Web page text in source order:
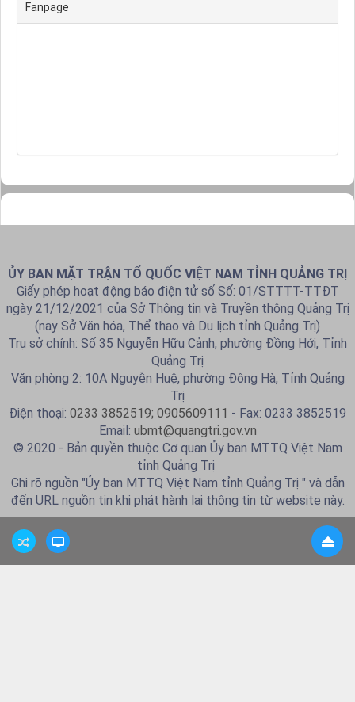
Fanpage
ỦY BAN MẶT TRẬN TỔ QUỐC VIỆT NAM TỈNH QUẢNG TRỊ
Giấy phép hoạt động báo điện tử số Số: 01/STTTT-TTĐT
ngày 21/12/2021 của Sở Thông tin và Truyền thông Quảng Trị
(nay Sở Văn hóa, Thể thao và Du lịch tỉnh Quảng Trị)
Trụ sở chính: Số 35 Nguyễn Hữu Cảnh, phường Đồng Hới, Tỉnh
Quảng Trị
Văn phòng 2: 10A Nguyễn Huệ, phường Đông Hà, Tỉnh Quảng
Trị
Điện thoại: 0233 3852519; 0905609111 - Fax: 0233 3852519
Email: ubmt@quangtri.gov.vn
© 2020 - Bản quyền thuộc Cơ quan Ủy ban MTTQ Việt Nam
tỉnh Quảng Trị
Ghi rõ nguồn "Ủy ban MTTQ Việt Nam tỉnh Quảng Trị " và dẫn
đến URL nguồn tin khi phát hành lại thông tin từ website này.